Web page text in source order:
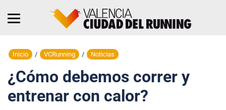
Inicio / VCRunning / Noticias
¿Cómo debemos correr y
entrenar con calor?